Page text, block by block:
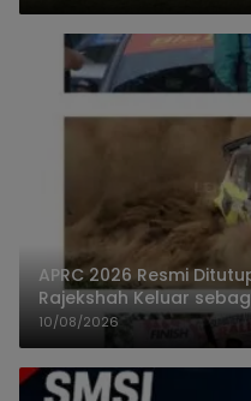
APRC 2026 Resmi
Rajekshah Keluar
10/08/2026